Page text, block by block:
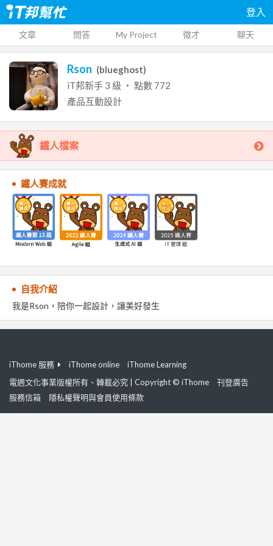
登入
文章 問答 My Project 徵才 聊天
Rson (blueghost)
iT邦新手 3 級 ‧ 點數 772
產品互動設計
鐵人檔案
鐵人賽成就
自我介紹
我是Rson，陪你一起設計，讓美好發生
iThome 服務 iThome online
iThome Learning
電週文化事業版權所有、轉載必究 | Copyright © iThome
刊登廣告
服務信箱
隱私權聲明與會員使用條款